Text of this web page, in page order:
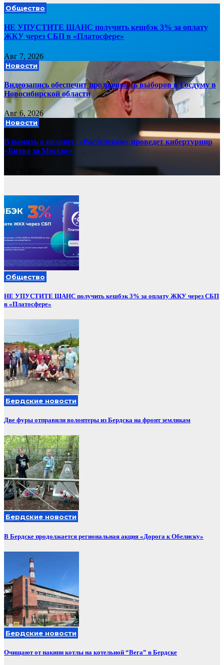
Общество
НЕ УПУСТИТЕ ШАНС получить кешбэк 3% за оплату
ЖКУ через СБП в «Платосфере»
Авг 7, 2026
Новости
Видеозапись обеспечит прозрачность выборов в Госдуму в
Новосибирской области
Авг 6, 2026
Новости
В память о подвиге: «Ростелеком» проведет кибертурнир
«Битва за Москву»
Общество
НЕ УПУСТИТЕ ШАНС получить кешбэк 3% за оплату ЖКУ через СБП
в «Платосфере»
Бердские новости
Две фуры отправили волонтеры из Бердска на фронт землякам
Бердские новости
В Бердске продолжается региональная акция «Дорога к Обелиску»
Бердские новости
Очищают от накипи котлы на котельной “Вега” в Бердске